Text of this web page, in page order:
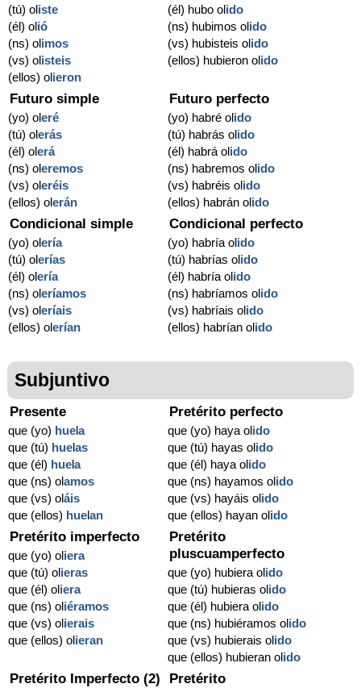
(tú) oliste
(él) olió
(ns) olimos
(vs) olisteis
(ellos) olieron
(él) hubo olido
(ns) hubimos olido
(vs) hubisteis olido
(ellos) hubieron olido
Futuro simple
(yo) oleré
(tú) olerás
(él) olerá
(ns) oleremos
(vs) oleréis
(ellos) olerán
Futuro perfecto
(yo) habré olido
(tú) habrás olido
(él) habrá olido
(ns) habremos olido
(vs) habréis olido
(ellos) habrán olido
Condicional simple
(yo) olería
(tú) olerías
(él) olería
(ns) oleríamos
(vs) oleríais
(ellos) olerían
Condicional perfecto
(yo) habría olido
(tú) habrías olido
(él) habría olido
(ns) habríamos olido
(vs) habríais olido
(ellos) habrían olido
Subjuntivo
Presente
que (yo) huela
que (tú) huelas
que (él) huela
que (ns) olamos
que (vs) oláis
que (ellos) huelan
Pretérito perfecto
que (yo) haya olido
que (tú) hayas olido
que (él) haya olido
que (ns) hayamos olido
que (vs) hayáis olido
que (ellos) hayan olido
Pretérito imperfecto
que (yo) oliera
que (tú) olieras
que (él) oliera
que (ns) oliéramos
que (vs) olierais
que (ellos) olieran
Pretérito
pluscuamperfecto
que (yo) hubiera olido
que (tú) hubieras olido
que (él) hubiera olido
que (ns) hubiéramos olido
que (vs) hubierais olido
que (ellos) hubieran olido
Pretérito Imperfecto (2)
Pretérito